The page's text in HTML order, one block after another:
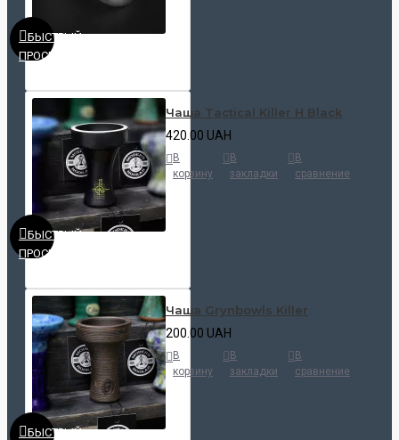
БЫСТРЫЙ
ПРОСМОТР
БЫСТРЫЙ
ПРОСМОТР
Чаша Tactical Killer H Black
420.00 UAH
В
корзину
В
закладки
В
сравнение
БЫСТРЫЙ
Чаша Grynbowls Killer
200.00 UAH
В
корзину
В
закладки
В
сравнение